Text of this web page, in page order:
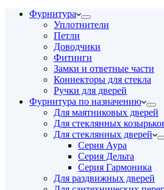
Фурнитура
Уплотнители
Петли
Доводчики
Фитинги
Замки и ответные части
Коннекторы для стекла
Ручки для дверей
Фурнитура по назначению
Для маятниковых дверей
Для стеклянных
Для стеклянных дверей
Серия Аура
Серия Дельта
Серия Гармоника
Для раздвижных дверей